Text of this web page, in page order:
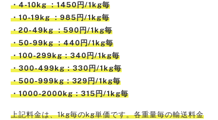
・4-10kg ：1450円/1kg毎
・10-19kg ：985円/1kg毎
・20-49kg ：590円/1kg毎
・50-99kg ：440円/1kg毎
・100-299kg：340円/1kg毎
・300-499kg：330円/1kg毎
・500-999kg：329円/1kg毎
・1000-2000kg：315円/1kg毎
上記料金は、1kg毎のkg単価です。各重量毎の輸送料金